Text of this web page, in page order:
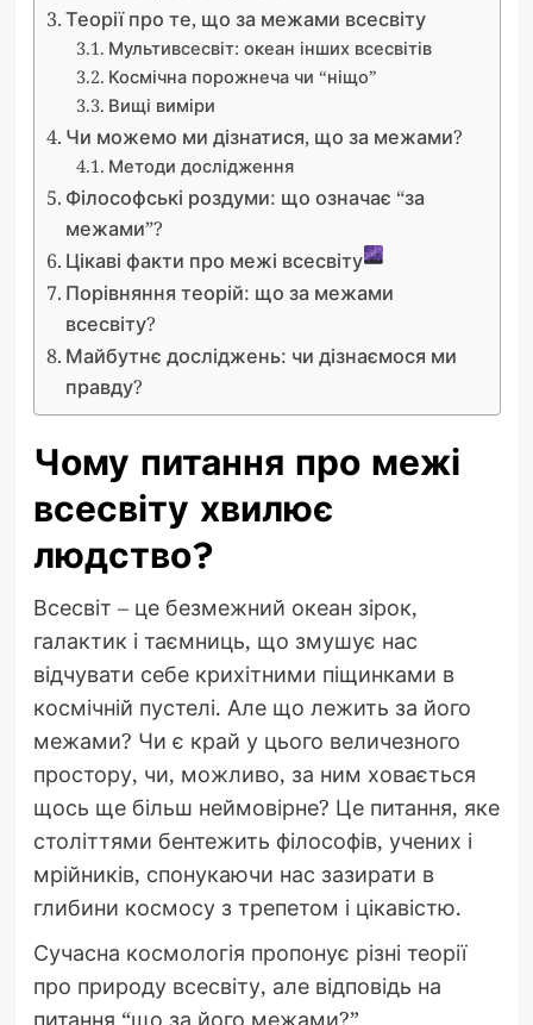
Теорії про те, що за межами всесвіту
Мультивсесвіт: океан інших всесвітів
Космічна порожнеча чи “ніщо”
Вищі виміри
Чи можемо ми дізнатися, що за межами?
Методи дослідження
Філософські роздуми: що означає “за
межами”?
Цікаві факти про межі всесвіту
Порівняння теорій: що за межами
всесвіту?
Майбутнє досліджень: чи дізнаємося ми
правду?
Чому питання про межі
всесвіту хвилює
людство?
Всесвіт – це безмежний океан зірок,
галактик і таємниць, що змушує нас
відчувати себе крихітними піщинками в
космічній пустелі. Але що лежить за його
межами? Чи є край у цього величезного
простору, чи, можливо, за ним ховається
щось ще більш неймовірне? Це питання, яке
століттями бентежить філософів, учених і
мрійників, спонукаючи нас зазирати в
глибини космосу з трепетом і цікавістю.
Сучасна космологія пропонує різні теорії
про природу всесвіту, але відповідь на
питання “що за його межами?”